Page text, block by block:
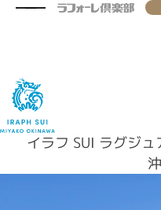
イラフ SUI ラグジ